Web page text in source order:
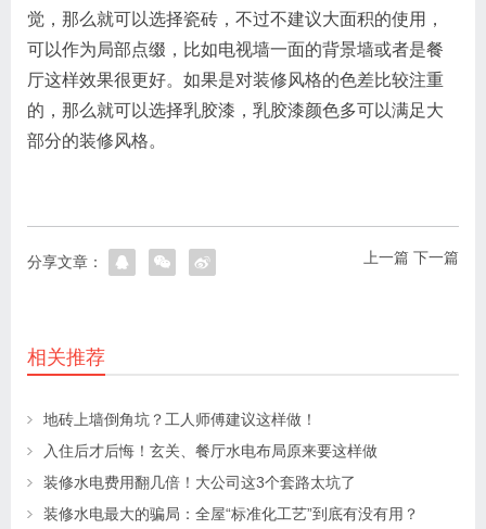
觉，那么就可以选择瓷砖，不过不建议大面积的使用，
可以作为局部点缀，比如电视墙一面的背景墙或者是餐
厅这样效果很更好。如果是对装修风格的色差比较注重
的，那么就可以选择乳胶漆，乳胶漆颜色多可以满足大
部分的装修风格。
上一篇 下一篇
分享文章：
相关推荐
地砖上墙倒角坑？工人师傅建议这样做！
入住后才后悔！玄关、餐厅水电布局原来要这样做
装修水电费用翻几倍！大公司这3个套路太坑了
装修水电最大的骗局：全屋“标准化工艺”到底有没有用？